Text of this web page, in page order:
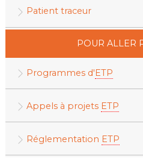
Patient traceur
POUR ALLER
Programmes d'ETP
Appels à projets ETP
Réglementation ETP